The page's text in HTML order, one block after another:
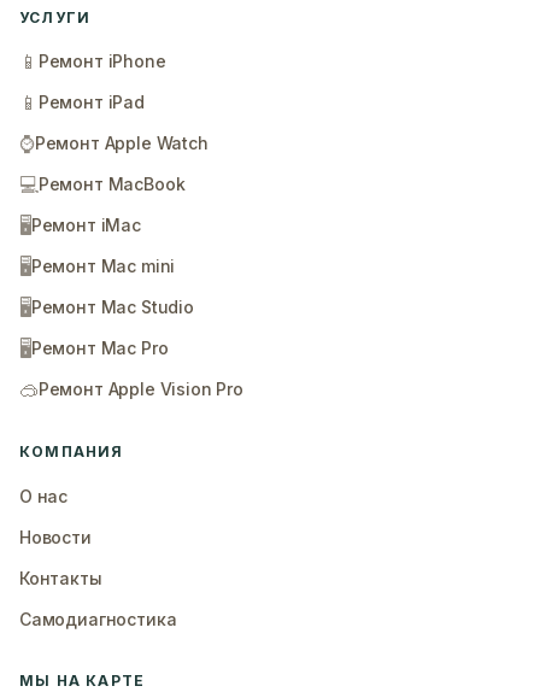
УСЛУГИ
📱 Ремонт iPhone
📱 Ремонт iPad
⌚Ремонт Apple Watch
💻Ремонт MacBook
🖥️Ремонт iMac
🖥️Ремонт Mac mini
🖥️Ремонт Mac Studio
🖥️Ремонт Mac Pro
🥽Ремонт Apple Vision Pro
КОМПАНИЯ
О нас
Новости
Контакты
Самодиагностика
МЫ НА КАРТЕ